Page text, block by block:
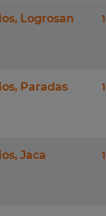
Logrosan
1
Paradas
1
Jaca
1